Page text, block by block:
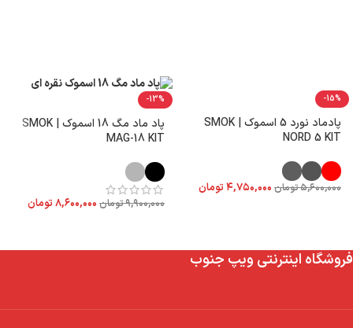
-15%
پادماد نورد 5 اسموک | SMOK
NORD 5 KIT
۵,۶۰۰,۰۰۰تومان ۴,۷۵۰,۰۰۰ تومان
-13%
پاد ماد مگ 18 اسموک | SMOK
MAG-18 KIT
۹,۹۰۰,۰۰۰تومان ۸,۶۰۰,۰۰۰ تومان
فروشگاه اینترنتی ویپ جنوب